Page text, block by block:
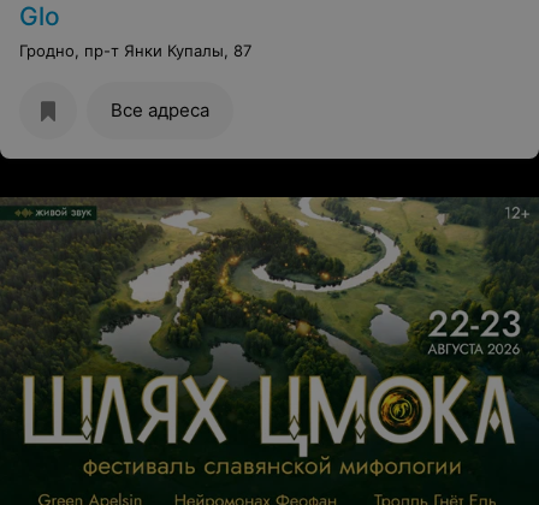
Glo
Гродно, пр-т Янки Купалы, 87
Все адреса